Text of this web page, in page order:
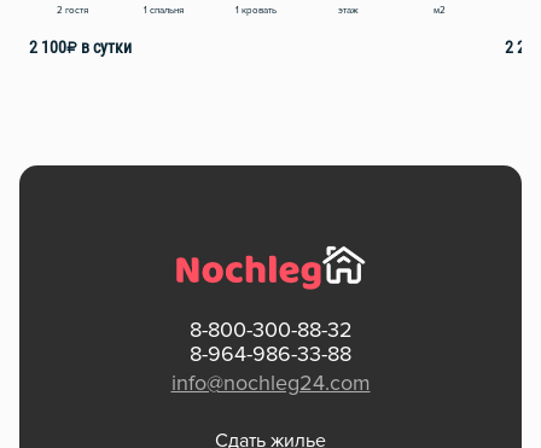
2 гостя 1 спальня 1 кровать этаж м2
2 100₽ в сутки 2 200
8-800-300-88-32
8-964-986-33-88
info@nochleg24.com
Сдать жилье